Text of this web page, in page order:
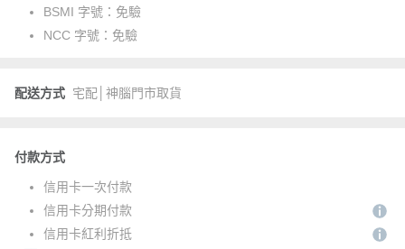
BSMI 字號： 免驗
NCC 字號： 免驗
配送方式 宅配│神腦門市取貨
付款方式
信用卡一次付款
信用卡分期付款
信用卡紅利折抵